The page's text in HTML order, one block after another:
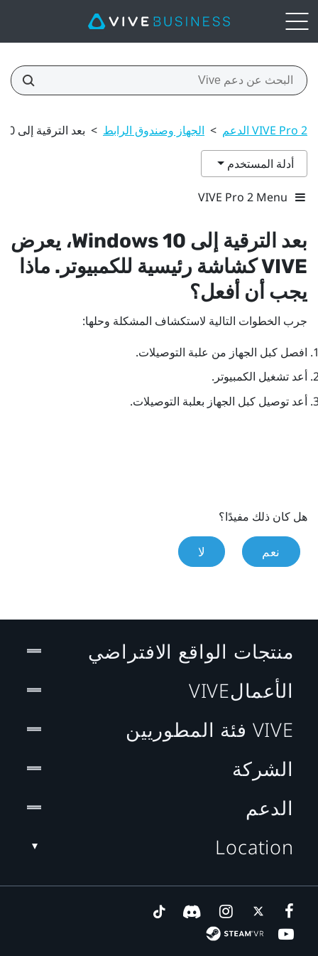
VIVE Pro 2 الدعم > الجهاز وصندوق الرابط > بعد الترقية إلى Windows 10، يعرض VIVE كشاشة رئيسية للكمبيوتر. ماذا يجب أن أفعل؟
أدلة المستخدم
VIVE Pro 2 Menu
بعد الترقية إلى Windows10، يعرض
VIVEكشاشة رئيسية للكمبيوتر. ماذا
يجب أن أفعل؟
جرب الخطوات التالية لاستكشاف المشكلة وحلها:
افصل كبل الجهاز من علبة التوصيلات.
أعد تشغيل الكمبيوتر.
أعد توصيل كبل الجهاز بعلبة التوصيلات.
هل كان ذلك مفيدًا؟
نعم لا
منتجات الواقع الافتراضي
الأعمالVIVE
VIVE فئة المطوريين
الشركة
الدعم
Location